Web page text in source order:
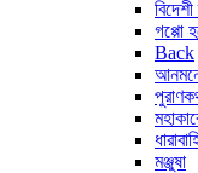
গপ্পো
Back
মঞ্জুষা